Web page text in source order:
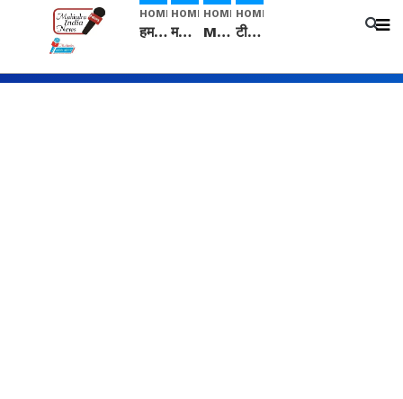
HOME
हम सनातनी..." सांसद kangana Ranaut से क्या बोली लड़की? Viral Jantar-Mantar | CJP protest
HOME
मनीषा हत्याकांड: हत्या, आत्महत्या या कोई बड़ा राज? | Full Story | Josh Haryana
HOME
Mangalsutra: हिंदू धर्म में शादी के बाद मंगलसूत्र क्यों पहनती है महिलाएं, किसने शुरु की ये परंपरा
HOME
टीम बीकेई ने एग्रीकल्चर ग्रेड की यूरिया खाद गट्टों में बदलकर टेक्निकल ग्रेड में बेचने वालों पर करवाई कार्रवाई: लखविंदर सिंह औलख